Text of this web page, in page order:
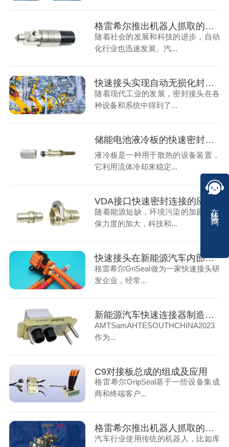
格雷希尔推出机器人抓取的柔性快速密封连接器
随着社会的发展和科技的进步，自动
化行业也迅速发展。汽...
快速接头实现自动无损化封堵应用
随着现代工业的发展，密封接头在各
种设备和系统中得到了...
储能电池液冷板的快速密封连接方案
液冷板是一种用于散热的设备装置，
它利用流体冷却来稳定...
VDA接口快速密封连接的应用
随着能源短缺，环境污染的加剧及环
保力度的加大，科技和...
快速接头在新能源汽车内部线缆的应用
格雷希尔GriSeal做为一家快速接头研
发企业，经常...
新能源汽车快速连接器制造商-格雷希尔GripSeal
AMTSamAHTESOUTHCHINA2023
作为...
C9对接板总成的组成及应用
格雷希尔GripSeal基于一些设备集成
商和终端客户...
格雷希尔推出机器人抓取的防爆阀快速密封连接器
汽车行业使用传统的机器人，比如库
在线咨询